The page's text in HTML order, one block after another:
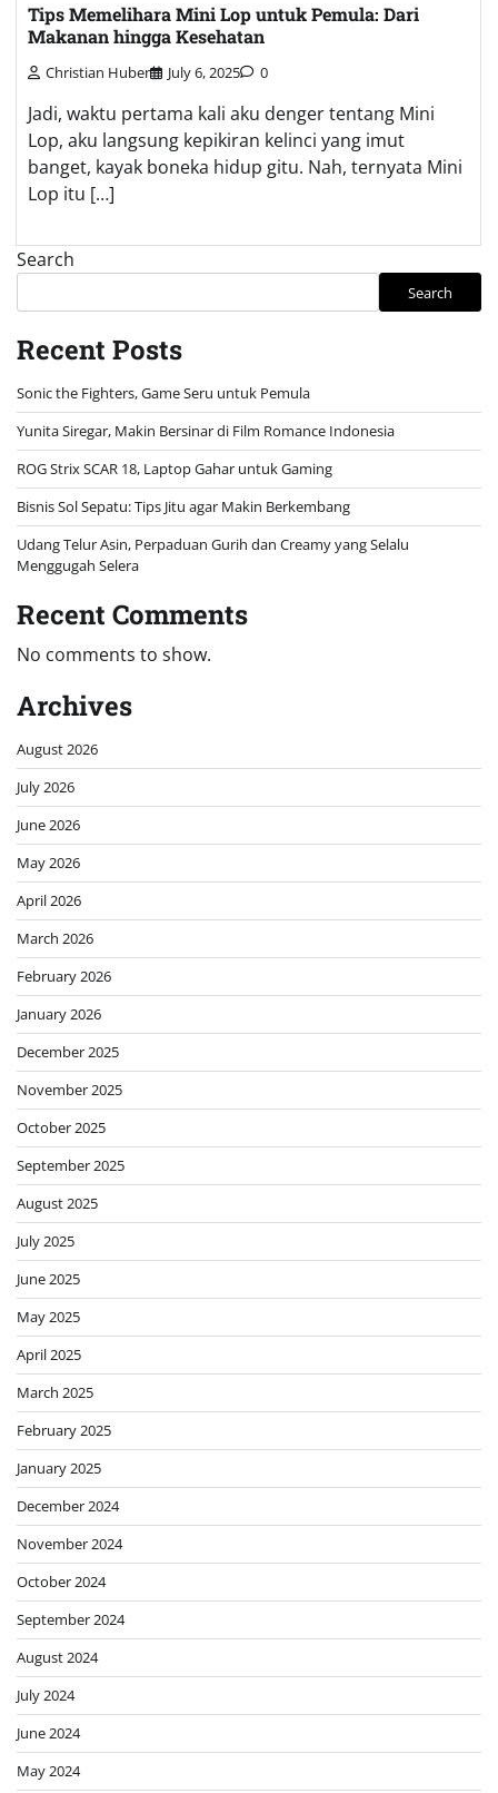
Tips Memelihara Mini Lop untuk Pemula: Dari
Makanan hingga Kesehatan
Christian Huber July 6, 2025 0
Jadi, waktu pertama kali aku denger tentang Mini
Lop, aku langsung kepikiran kelinci yang imut
banget, kayak boneka hidup gitu. Nah, ternyata Mini
Lop itu […]
Search
Search
Recent Posts
Sonic the Fighters, Game Seru untuk Pemula
Yunita Siregar, Makin Bersinar di Film Romance Indonesia
ROG Strix SCAR 18, Laptop Gahar untuk Gaming
Bisnis Sol Sepatu: Tips Jitu agar Makin Berkembang
Udang Telur Asin, Perpaduan Gurih dan Creamy yang Selalu
Menggugah Selera
Recent Comments
No comments to show.
Archives
August 2026
July 2026
June 2026
May 2026
April 2026
March 2026
February 2026
January 2026
December 2025
November 2025
October 2025
September 2025
August 2025
July 2025
June 2025
May 2025
April 2025
March 2025
February 2025
January 2025
December 2024
November 2024
October 2024
September 2024
August 2024
July 2024
June 2024
May 2024